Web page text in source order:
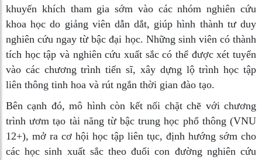
khuyến khích tham gia sớm vào các nhóm nghiên cứu
khoa học do giảng viên dẫn dắt, giúp hình thành tư duy
nghiên cứu ngay từ bậc đại học. Những sinh viên có thành
tích học tập và nghiên cứu xuất sắc có thể được xét tuyển
vào các chương trình tiến sĩ, xây dựng lộ trình học tập
liên thông tinh hoa và rút ngắn thời gian đào tạo.
Bên cạnh đó, mô hình còn kết nối chặt chẽ với chương
trình ươm tạo tài năng từ bậc trung học phổ thông (VNU
12+), mở ra cơ hội học tập liên tục, định hướng sớm cho
các học sinh xuất sắc theo đuổi con đường nghiên cứu